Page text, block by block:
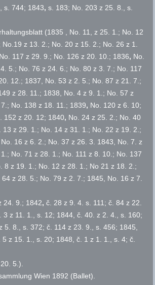
s. 744; 1843, s. 183; No. 203 z 25. 8., s.
(1835 , No. 11, z 25. 1.; No. 12
z 13. 2.; No. 20 z 15. 2.; No. 26 z 1.
117 z 29. 9.; No. 126 z 20. 10.; 1836, No.
5.; No. 76 z 24. 6.; No. 80 z 3. 7.; No. 117
12.; 1837, No. 53 z 2. 5.; No. 87 z 21. 7.;
z 28. 11.; 1838, No. 4 z 9. 1.; No. 57 z
No. 138 z 18. 11.; 1839, No. 120 z 6. 10;
152 z 20. 12; 1840, No. 24 z 25. 2.; No. 40
13 z 29. 1.; No. 14 z 31. 1.; No. 22 z 19. 2.;
16 z 6. 2.; No. 37 z 26. 3. 1843, No. 7. z
No. 71 z 28. 1.; No. 111 z 8. 10.; No. 137
8 z 19. 1.; No. 12 z 28. 1.; No 21 z 18. 2.;
z 28. 5.; No. 79 z 2. 7.; 1845, No. 16 z 7.
24. 9.; 1842,č. 28 z 9. 4. s. 111;č. 84 z 22.
3 z 11. 1., s. 12; 1844,č. 40. z 2. 4., s. 160;
5. 8., s. 372;č. 114 z 23. 9., s. 456; 1845,
5 z 15. 1., s. 20; 1848,č. 1 z 1. 1., s. 4;č.
5.).
Wien 1892 (Ballet).